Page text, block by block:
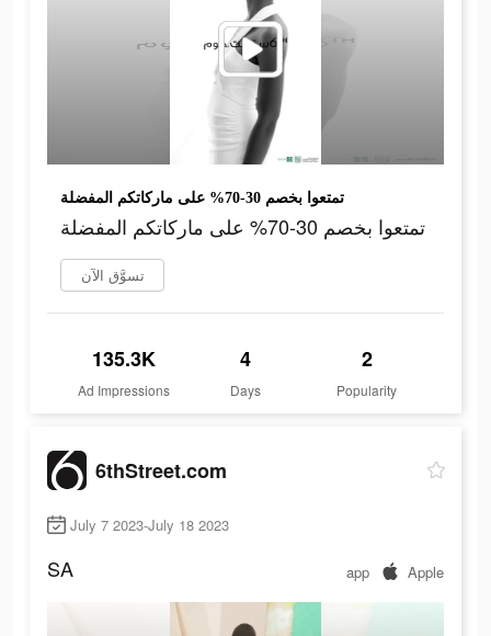
تمتعوا بخصم 30-70% على ماركاتكم المفضلة
تمتعوا بخصم 30-70% على ماركاتكم المفضلة
تسوَّق الآن
135.3K
Ad Impressions
4
Days
2
Popularity
6thStreet.com
July 7 2023-July 18 2023
SA app Apple